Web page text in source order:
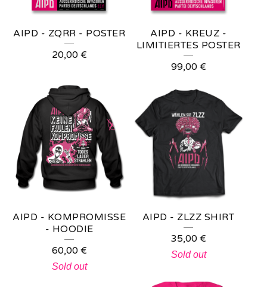
AIPD - ZQRR - POSTER
20,00 €
AIPD - KREUZ -
LIMITIERTES POSTER
99,00 €
AIPD - KOMPROMISSE
- HOODIE
60,00 €
Sold out
AIPD - ZLZZ SHIRT
35,00 €
Sold out